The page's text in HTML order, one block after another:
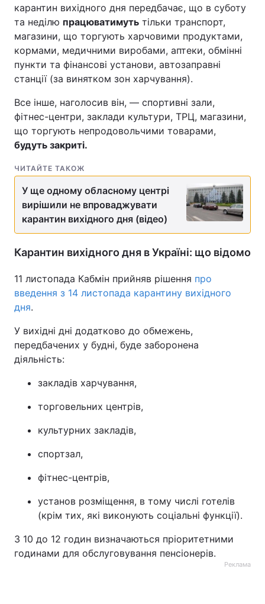
карантин вихідного дня передбачає, що в суботу
та неділю працюватимуть тільки транспорт,
магазини, що торгують харчовими продуктами,
кормами, медичними виробами, аптеки, обмінні
пункти та фінансові установи, автозаправні
станції (за винятком зон харчування).
Все інше, наголосив він, — спортивні зали,
фітнес-центри, заклади культури, ТРЦ, магазини,
що торгують непродовольчими товарами,
будуть закриті.
ЧИТАЙТЕ ТАКОЖ
У ще одному обласному центрі
вирішили не впроваджувати
карантин вихідного дня (відео)
Карантин вихідного дня в Україні: що відомо
11 листопада Кабмін прийняв рішення про
введення з 14 листопада карантину вихідного
дня.
У вихідні дні додатково до обмежень,
передбачених у будні, буде заборонена
діяльність:
закладів харчування,
торговельних центрів,
культурних закладів,
спортзал,
фітнес-центрів,
установ розміщення, в тому числі готелів
(крім тих, які виконують соціальні функції).
З 10 до 12 годин визначаються пріоритетними
годинами для обслуговування пенсіонерів.
Реклама